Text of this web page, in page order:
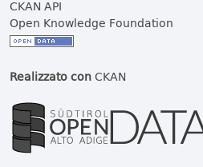
CKAN API
Open Knowledge Foundation
Realizzato conCKAN